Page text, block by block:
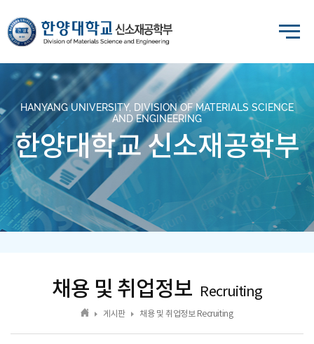
HANYANG UNIVERSITY, DIVISION OF MATERIALS SCIENCE
AND ENGINEERING
한양대학교 신소재공학부
채용 및 취업정보 Recruiting
게시판 채용 및 취업정보 Recruiting